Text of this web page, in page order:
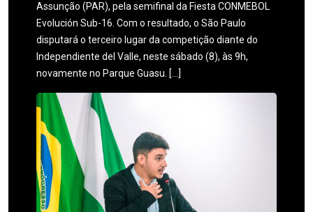
Assunção (PAR), pela semifinal da Fiesta CONMEBOL
Evolución Sub-16. Com o resultado, o São Paulo
disputará o terceiro lugar da competição diante do
Independiente del Valle, neste sábado (8), às 9h,
novamente no Parque Guasu. […]